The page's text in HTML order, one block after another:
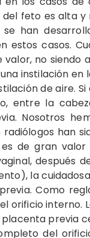
feto es alta y
se han
estos casos.
no siendo
instilación en
de aire.
entre la
Nosotros
radiólogos han
de gran
después
la
Como
orificio interno.
previa
del